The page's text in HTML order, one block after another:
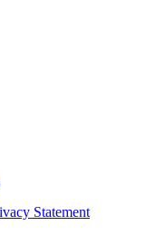
Statement